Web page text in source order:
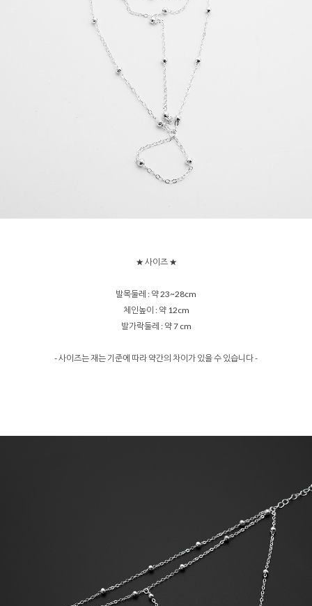
★ 사이즈 ★
발목둘레 : 약 23~28cm
체인높이 : 약 12cm
발가락둘레 : 약 7 cm
- 사이즈는 재는 기준에 따라 약간의 차이가 있을 수 있습니다 -